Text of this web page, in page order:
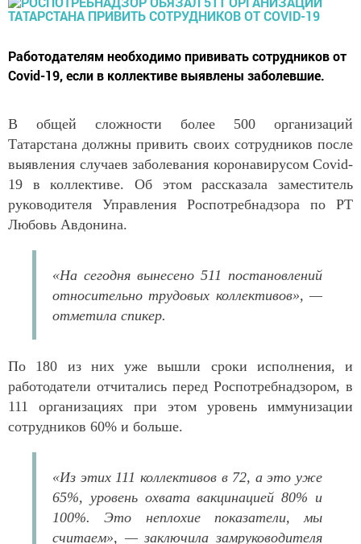
Работодателям необходимо прививать сотрудников от
Covid-19, если в коллективе выявлены заболевшие.
В общей сложности более 500 организаций
Татарстана должны привить своих сотрудников после
выявления случаев заболевания коронавирусом Covid-
19 в коллективе. Об этом рассказала заместитель
руководителя Управления Роспотребнадзора по РТ
Любовь Авдонина.
«На сегодня вынесено 511 постановлений
относительно трудовых коллективов», —
отметила спикер.
По 180 из них уже вышли сроки исполнения, и
работодатели отчитались перед Роспотребнадзором, в
111 организациях при этом уровень иммунизации
сотрудников 60% и больше.
«Из этих 111 коллективов в 72, а это уже
65%, уровень охвата вакцинацией 80% и
100%. Это неплохие показатели, мы
считаем», — заключила замруководителя